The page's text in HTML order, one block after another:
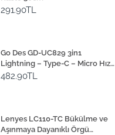
291.90TL
Go Des GD-UC829 3in1
Lightning – Type-C – Micro Hızlı
Şarj Kablosu 1M
482.90TL
Lenyes LC110-TC Bükülme ve
Aşınmaya Dayanıklı Örgü